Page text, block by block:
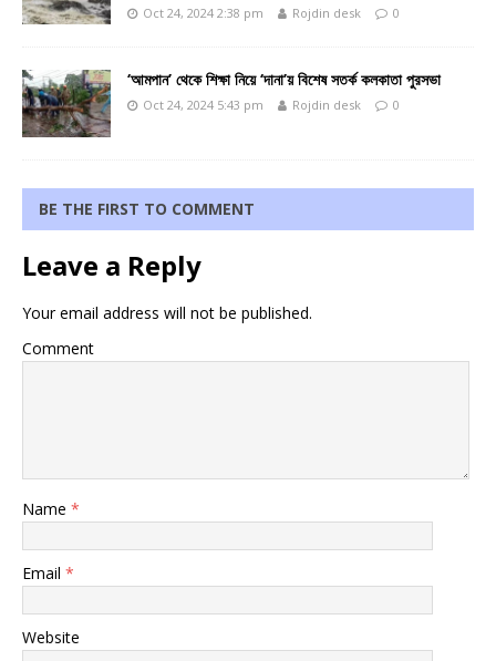
Oct 24, 2024 2:38 pm Rojdin desk 0
‘আমপান’ থেকে শিক্ষা নিয়ে ‘দানা’য় বিশেষ সতর্ক কলকাতা পুরসভা
Oct 24, 2024 5:43 pm Rojdin desk 0
BE THE FIRST TO COMMENT
Leave a Reply
Your email address will not be published.
Comment
Name *
Email *
Website